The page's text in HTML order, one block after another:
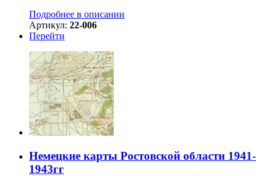
Подробнее в описании
Артикул: 22-006
Перейти
Немецкие карты Ростовской области 1941-
1943гг